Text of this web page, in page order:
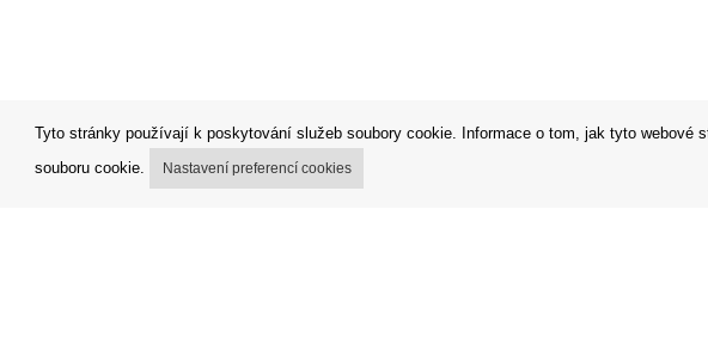
Tyto stránky používají k poskytování služeb soubory cookie. Informace o tom, jak tyto
souboru cookie.
Nastavení preferencí cookies